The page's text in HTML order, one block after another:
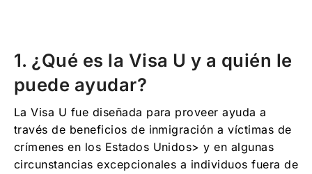
1. ¿Qué es la Visa U y a quién le
puede ayudar?
La Visa U fue diseñada para proveer ayuda a
través de beneficios de inmigración a víctimas de
crímenes en los Estados Unidos> y en algunas
circunstancias excepcionales a individuos fuera de